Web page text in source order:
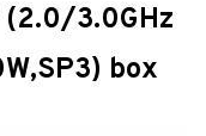
(2.0/3.0GHz
box